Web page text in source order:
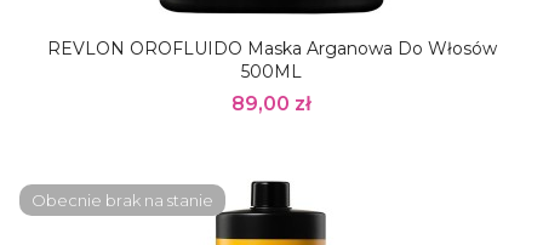
REVLON OROFLUIDO Maska Arganowa Do Włosów
500ML
89,00 zł
Obecnie brak na stanie